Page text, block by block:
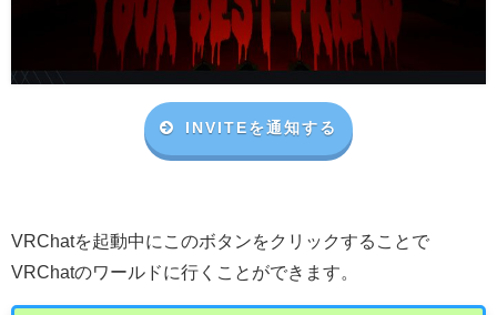
INVITEを通知する
VRChatを起動中にこのボタンをクリックすることで
VRChatのワールドに行くことができます。